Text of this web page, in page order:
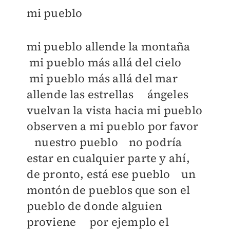
mi pueblo
mi pueblo allende la montaña
mi pueblo más allá del cielo
mi pueblo más allá del mar
allende las estrellas ángeles
vuelvan la vista hacia mi pueblo
observen a mi pueblo por favor
nuestro pueblo no podría
estar en cualquier parte y ahí,
de pronto, está ese pueblo un
montón de pueblos que son el
pueblo de donde alguien
proviene por ejemplo el